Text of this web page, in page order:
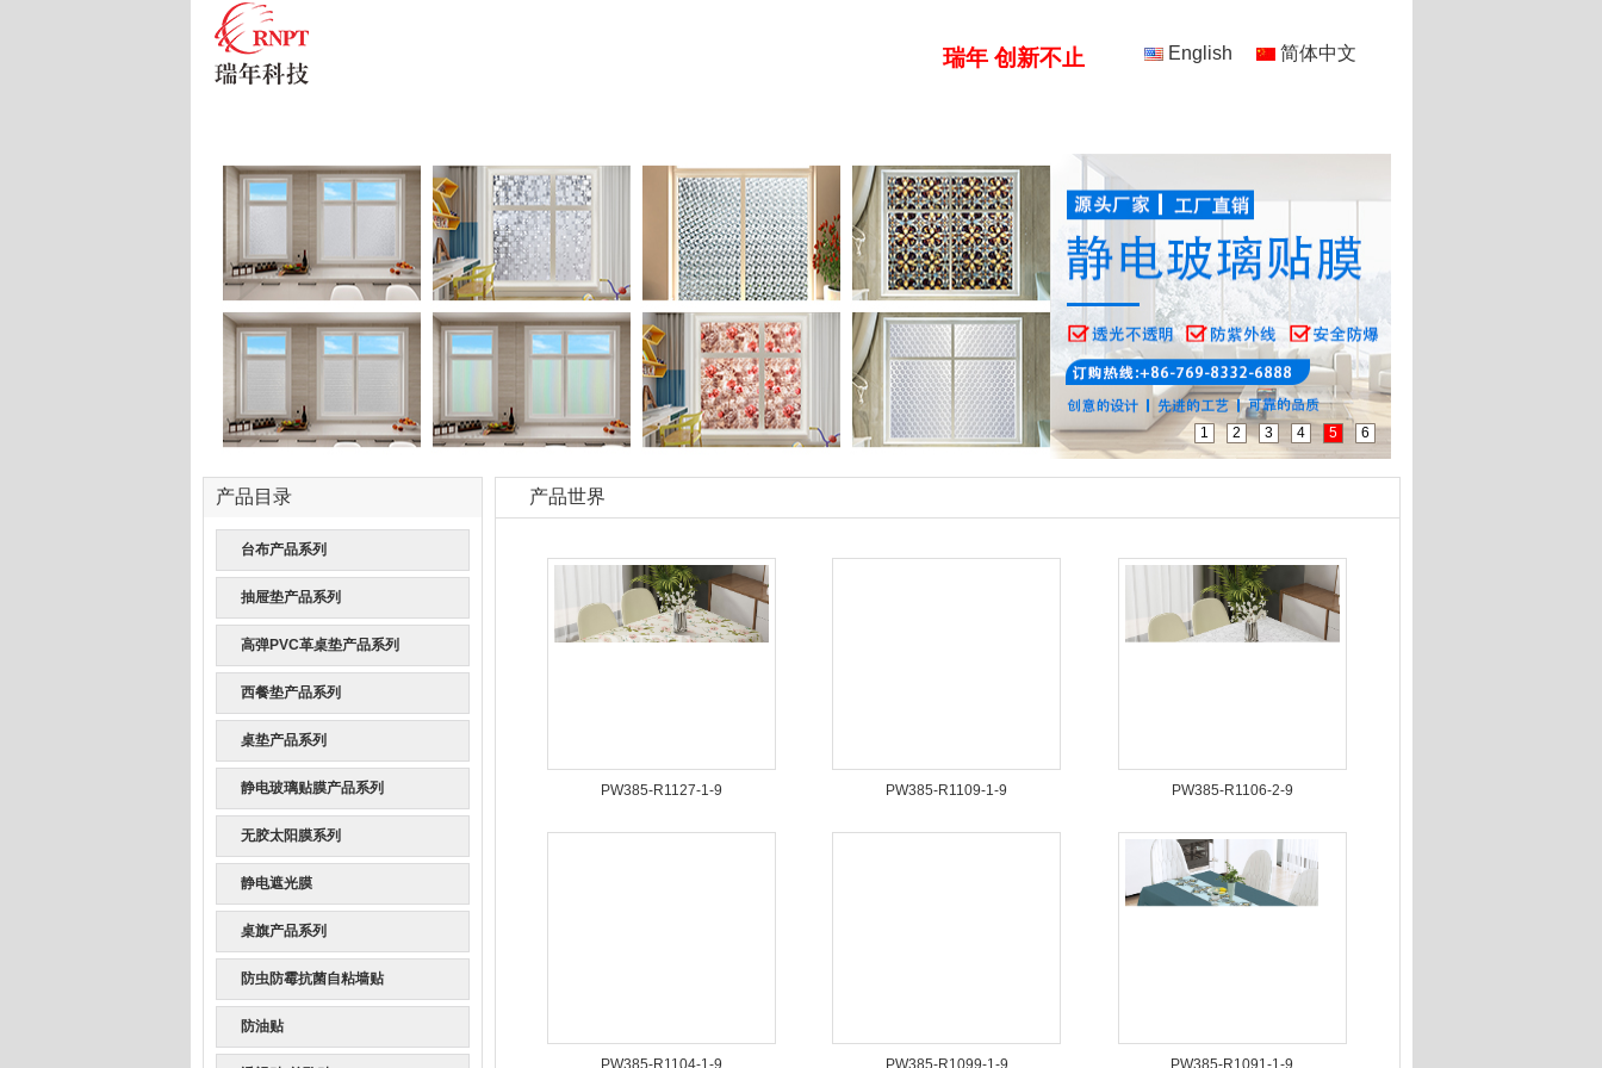
瑞年 创新不止 English 简体中文
1 2 3 4 5 6
产品目录
台布产品系列
抽屉垫产品系列
高弹PVC革桌垫产品系列
西餐垫产品系列
桌垫产品系列
静电玻璃贴膜产品系列
无胶太阳膜系列
静电遮光膜
桌旗产品系列
防虫防霉抗菌自粘墙贴
防油贴
产品世界
PW385-R1127-1-9 PW385-R1109-1-9 PW385-R1106-2-9
PW385-R1104-1-9 PW385-R1099-1-9 PW385-R1091-1-9